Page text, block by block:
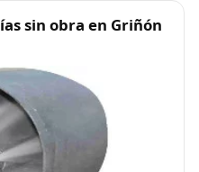
sin obra en Griñón